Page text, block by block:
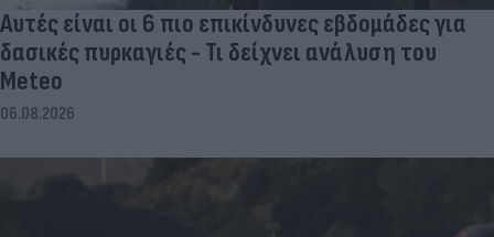
Αυτές είναι οι 6 πιο επικίνδυνες εβδομάδες για
δασικές πυρκαγιές - Τι δείχνει ανάλυση του
Meteo
06.08.2026